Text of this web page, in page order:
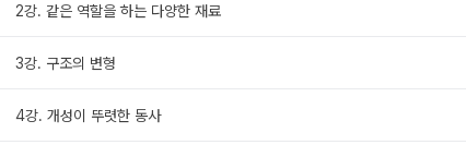
2강. 같은 역할을 하는 다양한 재료
3강. 구조의 변형
4강. 개성이 뚜렷한 동사